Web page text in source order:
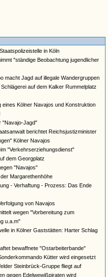
in Köln
"ständige Beobachtung jugendlicher
macht Jagd auf illegale Wandergruppen
auf dem Kalker Rummelplatz
eines Kölner Navajos und Konstruktion
"Navajo-Jagd"
berichtet Reichsjustizminister
Kölner Navajos
"Verkehrserziehungsdienst"
dem Georgplatz
"Navajos"
Margarethenhöhe
- Verhaftung - Prozess: Das Ende
von Navajos
wegen "Vorbereitung zum
u.a.m"
in Kölner Gaststätten: Harter Schlag
bewaffnete "Ostarbeiterbande"
Kütter wird eingesetzt
Steinbrück-Gruppe fliegt auf
gegen Edelwewißpiraten wird